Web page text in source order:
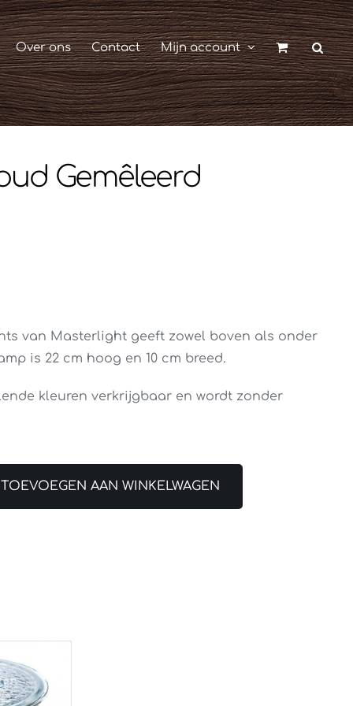
Over ons Contact Mijn account
Gemêleerd
van Masterlight geeft zowel boven als onder
is 22 cm hoog en 10 cm breed.
kleuren verkrijgbaar en wordt zonder
TOEVOEGEN AAN WINKELWAGEN